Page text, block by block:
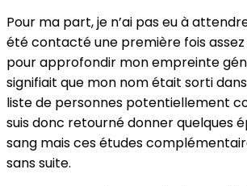
Pour ma part, je n’ai pas eu à
été contacté une première fois
pour approfondir mon empreinte
signifiait que mon nom était sorti
liste de personnes potentiellement
suis donc retourné donner quelques
sang mais ces études
sans suite.